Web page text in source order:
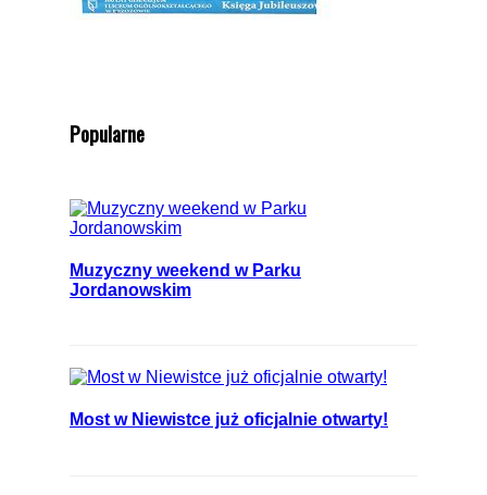
Popularne
Muzyczny weekend w Parku
Jordanowskim
Most w Niewistce już oficjalnie otwarty!